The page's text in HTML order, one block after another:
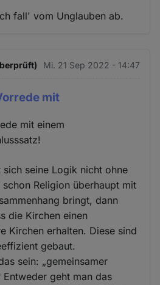
fall' vom Unglauben ab.
Mi. 21 Sep 2022 - 14:47
mit
mit einem
seine Logik nicht ohne
Religion überhaupt mit
bringt, dann
die Kirchen einen
Kirchen erhalten. Diese sind
gebaut.
sein: „gemeinsamer
Entweder geht man das